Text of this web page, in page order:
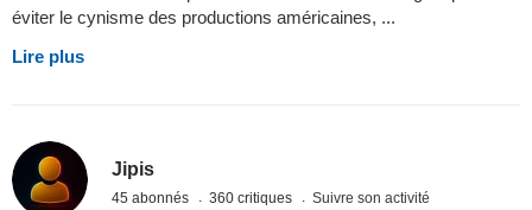
éviter le cynisme des productions américaines, ...
Lire plus
Jipis
45 abonnés 360 critiques Suivre son activité